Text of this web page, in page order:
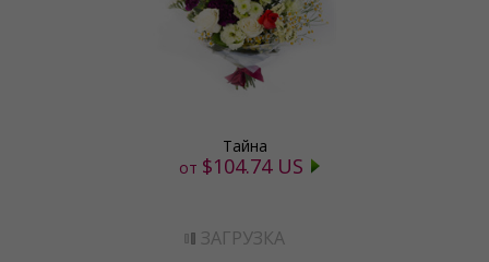
Тайна
от $104.74 US
ЗАГРУЗКА